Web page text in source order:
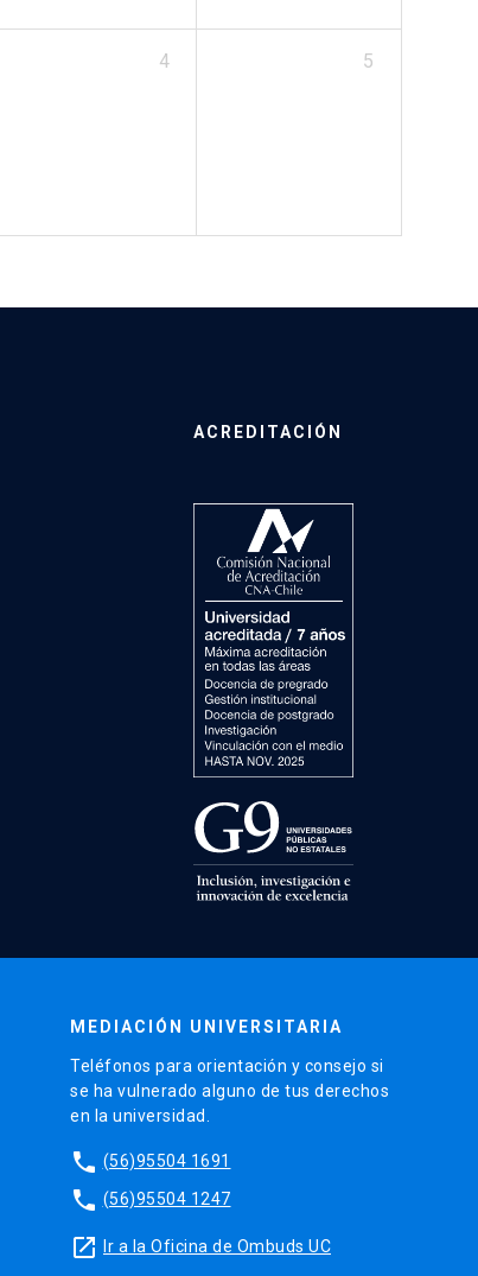
4 5
ACREDITACIÓN
MEDIACIÓN UNIVERSITARIA
Teléfonos para orientación y consejo si
se ha vulnerado alguno de tus derechos
en la universidad.
phone (56)95504 1691
phone (56)95504 1247
launch Ir a la Oficina de Ombuds UC